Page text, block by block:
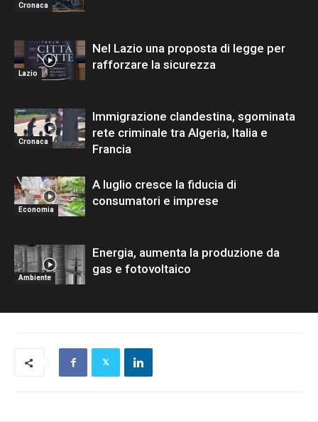
Cronaca
Lazio
Nel Lazio una proposta di legge per
rafforzare la sicurezza
Cronaca
Immigrazione clandestina, sgominata
rete criminale tra Algeria, Italia e
Francia
Economia
A luglio cresce la fiducia di
consumatori e imprese
Ambiente
Energia, aumenta la produzione da
gas e fotovoltaico